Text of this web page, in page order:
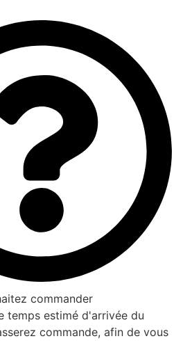
commander
temps estimé d'arrivée du
commande, afin de vous